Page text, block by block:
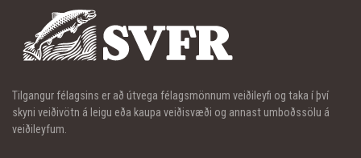
Tilgangur félagsins er að útvega félagsmönnum veiðileyfi og taka í því
skyni veiðivötn á leigu eða kaupa veiðisvæði og annast umboðssölu á
veiðileyfum.